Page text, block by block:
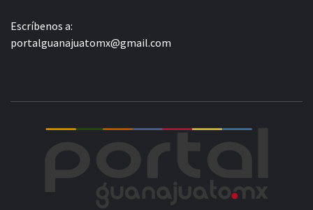
Escríbenos a:
portalguanajuatomx@gmail.com